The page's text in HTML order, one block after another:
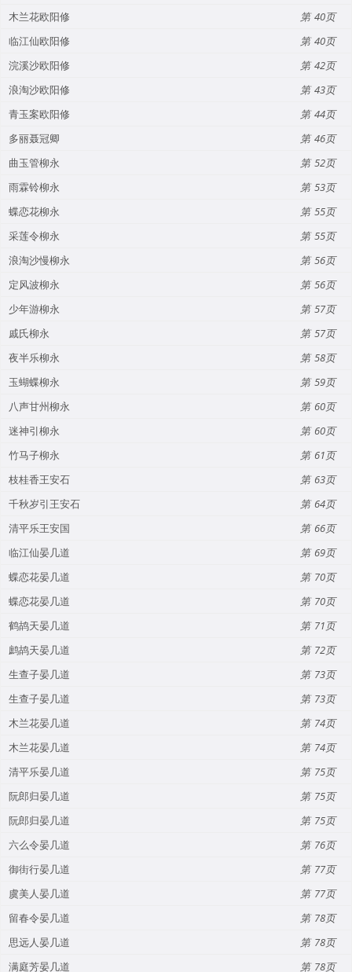
木兰花欧阳修
40
临江仙欧阳修
40
浣溪沙欧阳修
42
浪淘沙欧阳修
43
青玉案欧阳修
44
多丽聂冠卿
46
曲玉管柳永
52
雨霖铃柳永
53
蝶恋花柳永
55
采莲令柳永
55
浪淘沙慢柳永
56
定风波柳永
56
少年游柳永
57
戚氏柳永
57
夜半乐柳永
58
玉蝴蝶柳永
59
八声甘州柳永
60
迷神引柳永
60
竹马子柳永
61
枝桂香王安石
63
千秋岁引王安石
64
清平乐王安国
66
临江仙晏几道
69
蝶恋花晏几道
70
蝶恋花晏几道
70
鹤鸪天晏几道
71
鹧鸪天晏几道
72
生查子晏几道
73
生查子晏几道
73
木兰花晏几道
74
木兰花晏几道
74
清平乐晏几道
75
阮郎归晏几道
75
阮郎归晏几道
75
六么令晏几道
76
御街行晏几道
77
虞美人晏几道
77
留春令晏几道
78
思远人晏几道
78
满庭芳晏几道
78